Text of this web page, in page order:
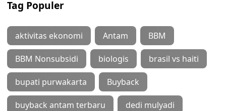
Tag Populer
aktivitas ekonomi Antam BBM
BBM Nonsubsidi biologis brasil vs haiti
bupati purwakarta Buyback
buyback antam terbaru dedi mulyadi